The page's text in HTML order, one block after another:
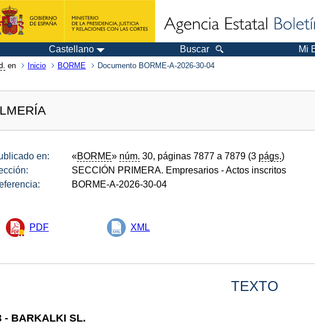
Castellano Buscar Mi
en Inicio BORME Documento BORME-A-2026-30-04
en: «BORME» núm. 30, páginas 7877 a 7879 (3 págs.)
SECCIÓN PRIMERA. Empresarios - Actos inscritos
BORME-A-2026-30-04
PDF XML
TEXTO
- BARKALKI SL.